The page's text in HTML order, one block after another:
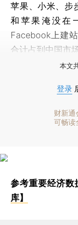
苹果、小米、步
和苹果淹没在
Facebook上建
合计占到中国市
本文
登录
财新通
可畅读
参考重要经济数
库】